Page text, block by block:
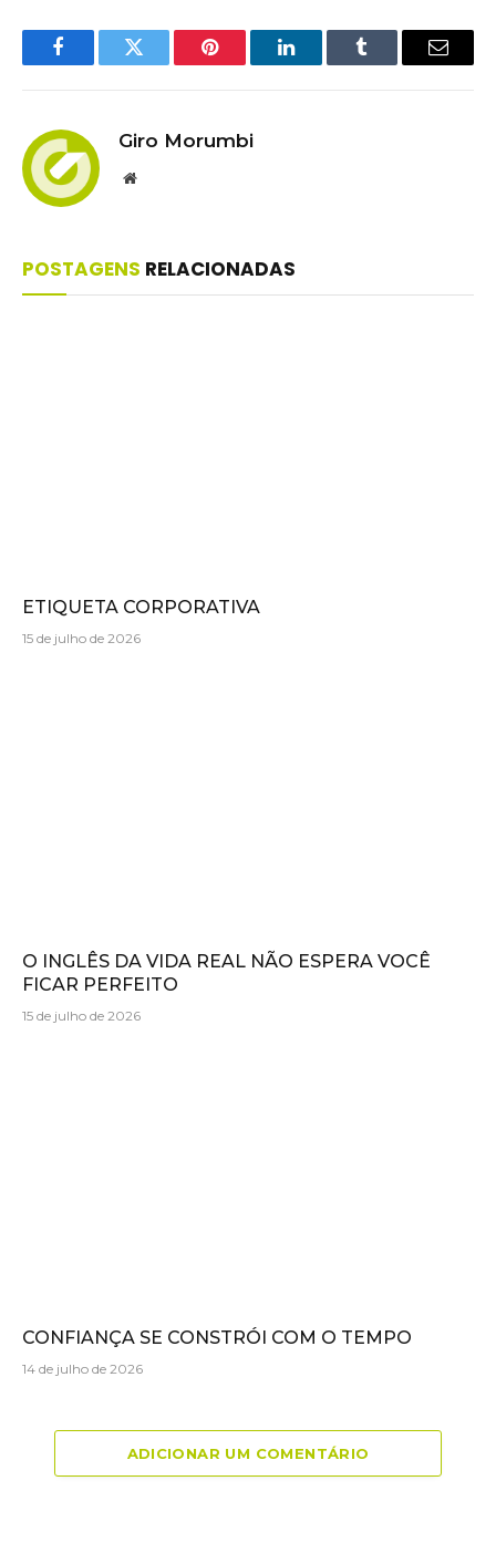
FacebookTwitter Pinterest LinkedInTumblr Email
Giro Morumbi
Website
POSTAGENS RELACIONADAS
ETIQUETA CORPORATIVA
15 de julho de 2026
O INGLÊS DA VIDA REAL NÃO ESPERA VOCÊ
FICAR PERFEITO
15 de julho de 2026
CONFIANÇA SE CONSTRÓI COM O TEMPO
14 de julho de 2026
ADICIONAR UM COMENTÁRIO